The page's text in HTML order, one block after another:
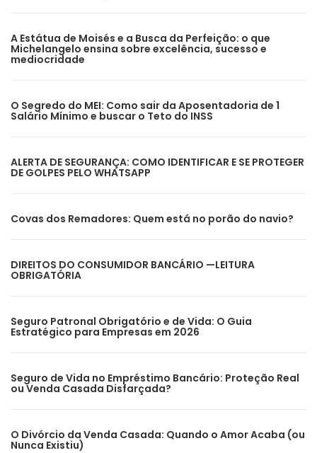
A Estátua de Moisés e a Busca da Perfeição: o que
Michelangelo ensina sobre excelência, sucesso e
mediocridade
O Segredo do MEI: Como sair da Aposentadoria de 1
Salário Mínimo e buscar o Teto do INSS
ALERTA DE SEGURANÇA: COMO IDENTIFICAR E SE PROTEGER
DE GOLPES PELO WHATSAPP
Covas dos Remadores: Quem está no porão do navio?
DIREITOS DO CONSUMIDOR BANCÁRIO —LEITURA
OBRIGATÓRIA
Seguro Patronal Obrigatório e de Vida: O Guia
Estratégico para Empresas em 2026
Seguro de Vida no Empréstimo Bancário: Proteção Real
ou Venda Casada Disfarçada?
O Divórcio da Venda Casada: Quando o Amor Acaba (ou
Nunca Existiu)